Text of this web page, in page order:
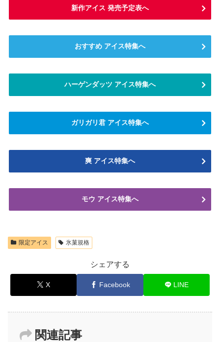
新作アイス 発売予定表へ
おすすめ アイス特集へ
ハーゲンダッツ アイス特集へ
ガリガリ君 アイス特集へ
爽 アイス特集へ
モウ アイス特集へ
限定アイス 氷菓規格
シェアする
X Facebook LINE
関連記事